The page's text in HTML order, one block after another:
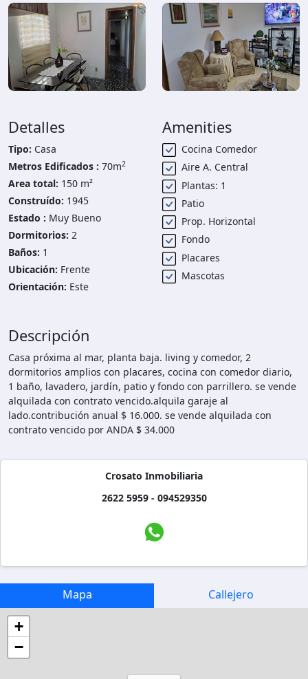
Detalles
Tipo: Casa
Metros Edificados : 70m2
Area total: 150 m²
Construído: 1945
Estado : Muy Bueno
Dormitorios: 2
Baños: 1
Ubicación: Frente
Orientación: Este
Amenities
Cocina Comedor
Aire A. Central
Plantas: 1
Patio
Prop. Horizontal
Fondo
Placares
Mascotas
Descripción
Casa próxima al mar, planta baja. living y comedor, 2
dormitorios amplios con placares, cocina con comedor diario,
1 baño, lavadero, jardín, patio y fondo con parrillero. se vende
alquilada con contrato vencido.alquila garaje al
lado.contribución anual $ 16.000. se vende alquilada con
contrato vencido por ANDA $ 34.000
Crosato Inmobiliaria
2622 5959 - 094529350
Mapa Callejero
+
−